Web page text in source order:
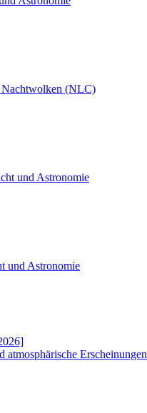
Nachtwolken (NLC)
und Astronomie
und Astronomie
atmosphärische Erscheinungen